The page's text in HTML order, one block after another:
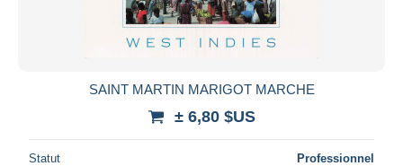
SAINT MARTIN MARIGOT MARCHE
± 6,80 $US
Statut Professionnel